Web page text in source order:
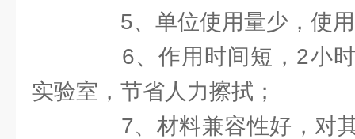
5、单位使用量少，使用
6、作用时间短，2小时
实验室，节省人力擦拭；
7、材料兼容性好，对其